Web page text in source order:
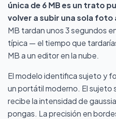
única de 6 MB es un trato
volver a subir una sola foto
MB tardan unos 3 segundos
típica — el tiempo que
MB a un editor en la nube.
El modelo identifica sujeto y
un portátil moderno. El
recibe la intensidad de
pongas. La precisión en